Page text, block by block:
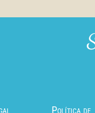
Política de